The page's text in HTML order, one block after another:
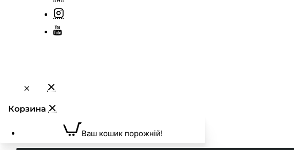
Ваш кошик порожній!